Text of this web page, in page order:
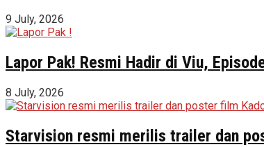
9 July, 2026
Lapor Pak! Resmi Hadir di Viu,
8 July, 2026
Starvision resmi merilis trailer dan